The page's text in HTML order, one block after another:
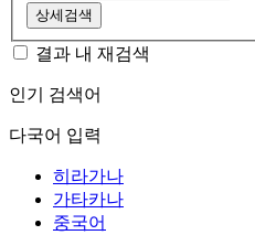
상세검색
결과 내 재검색
인기 검색어
다국어 입력
히라가나
가타카나
중국어